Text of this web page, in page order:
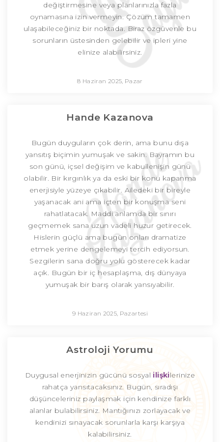
değiştirmesine veya planlarınızla fazla
oynamasına izin vermeyin. Çözüm tamamen
ulaşabileceğiniz bir noktada. Biraz özgüvenle bu
sorunların üstesinden gelebilir ve ipleri yine
elinize alabilirsiniz.
8 Haziran 2025, Pazar
Hande Kazanova
Bugün duyguların çok derin, ama bunu dışa
yansıtış biçimin yumuşak ve sakin. Bayramın bu
son günü, içsel değişim ve kabullenişin günü
olabilir. Bir kırgınlık ya da eski bir konu kapanma
enerjisiyle yüzeye çıkabilir. Ailedeki bir bireyle
yaşanacak ani ama içten bir konuşma seni
rahatlatacak. Maddi anlamda bir sınırı
geçmemek sana uzun vadeli huzur getirecek.
Hislerin güçlü ama bugün onları dramatize
etmek yerine dengelemeyi tercih ediyorsun.
Sezgilerin sana doğru yolu gösterecek kadar
açık. Bugün bir iç hesaplaşma, dış dünyaya
yumuşak bir barış olarak yansıyabilir.
9 Haziran 2025, Pazartesi
Astroloji Yorumu
Duygusal enerjinizin gücünü sosyal ilişkilerinize
rahatça yansıtacaksınız. Bugün, sıradışı
düşünceleriniz paylaşmak için kendinize farklı
alanlar bulabilirsiniz. Mantığınızı zorlayacak ve
kendinizi sınayacak sorunlarla karşı karşıya
kalabilirsiniz.